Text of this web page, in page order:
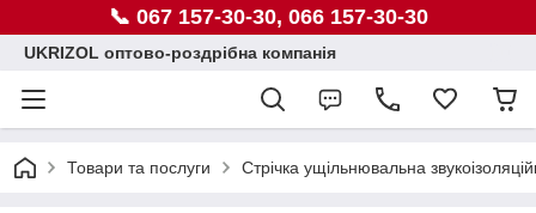
📞 067 157-30-30, 066 157-30-30
UKRIZOL оптово-роздрібна компанія
Товари та послуги Стрічка ущільнювальна